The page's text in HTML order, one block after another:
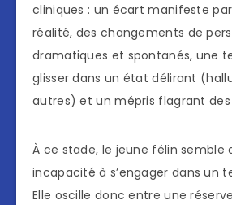
cliniques : un écart manifeste
réalité, des changements de
dramatiques et spontanés, une
glisser dans un état délirant
autres) et un mépris flagrant
À ce stade, le jeune félin semble
incapacité à s’engager dans un
Elle oscille donc entre une